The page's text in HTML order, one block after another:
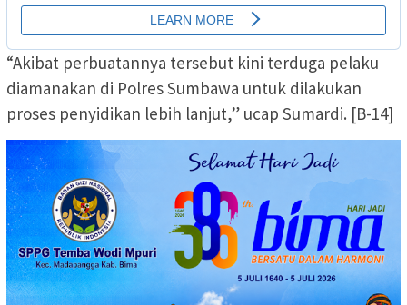
“Akibat perbuatannya tersebut kini terduga pelaku
diamanakan di Polres Sumbawa untuk dilakukan
proses penyidikan lebih lanjut,” ucap Sumardi. [B-14]